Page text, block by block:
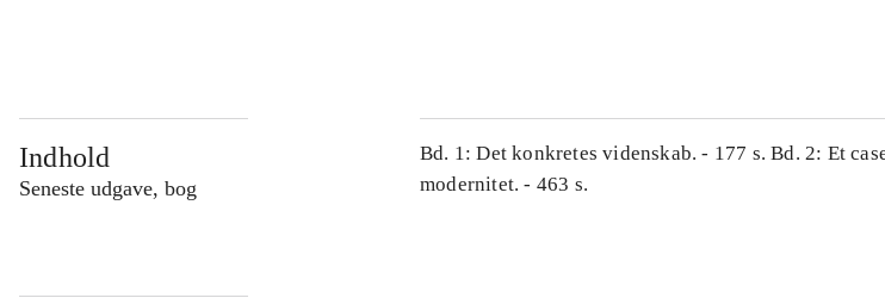
Indhold
Seneste udgave, bog
Bd. 1: Det konkretes videnskab. - 177 s. Bd. 2: Et
modernitet. - 463 s.